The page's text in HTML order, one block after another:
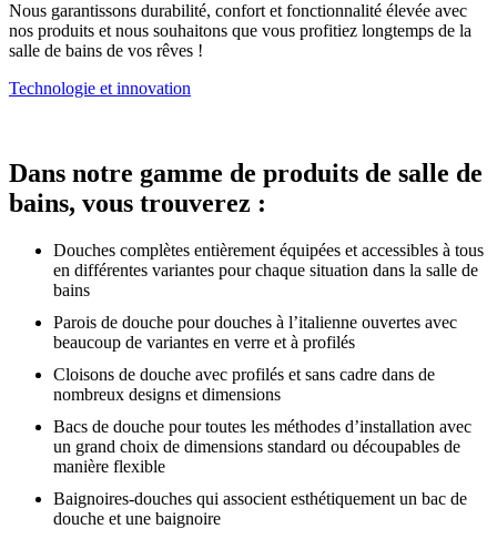
Nous garantissons durabilité, confort et fonctionnalité élevée avec
nos produits et nous souhaitons que vous profitiez longtemps de la
salle de bains de vos rêves !
Technologie et innovation
Dans notre gamme de produits de salle de
bains, vous trouverez :
Douches complètes entièrement équipées et accessibles à tous
en différentes variantes pour chaque situation dans la salle de
bains
Parois de douche pour douches à l’italienne ouvertes avec
beaucoup de variantes en verre et à profilés
Cloisons de douche avec profilés et sans cadre dans de
nombreux designs et dimensions
Bacs de douche pour toutes les méthodes d’installation avec
un grand choix de dimensions standard ou découpables de
manière flexible
Baignoires-douches qui associent esthétiquement un bac de
douche et une baignoire